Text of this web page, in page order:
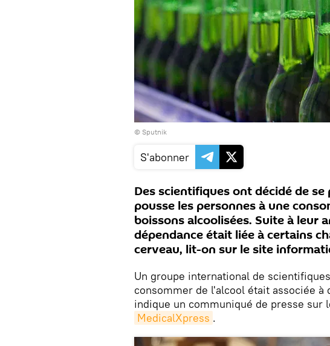
© Sputnik
S'abonner
Des scientifiques ont décidé de
pousse les personnes à une
boissons alcoolisées. Suite à leur
dépendance était liée à certains
cerveau, lit-on sur le site
Un groupe international de
consommer de l'alcool était associée à
indique un communiqué de presse sur
MedicalXpress .